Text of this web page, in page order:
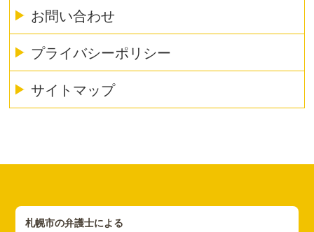
お問い合わせ
プライバシーポリシー
サイトマップ
札幌市の弁護士による